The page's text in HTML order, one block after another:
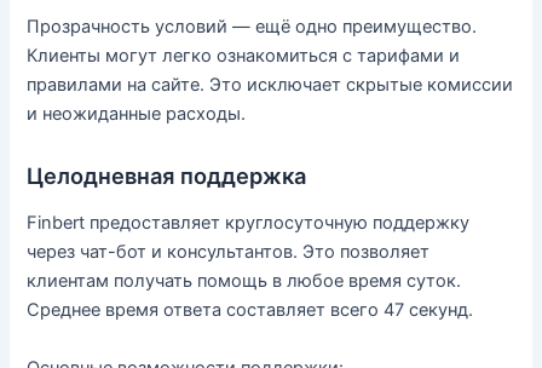
Прозрачность условий — ещё одно преимущество.
Клиенты могут легко ознакомиться с тарифами и
правилами на сайте. Это исключает скрытые комиссии
и неожиданные расходы.
Целодневная поддержка
Finbert предоставляет круглосуточную поддержку
через чат-бот и консультантов. Это позволяет
клиентам получать помощь в любое время суток.
Среднее время ответа составляет всего 47 секунд.